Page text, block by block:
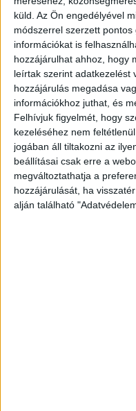
küld. Az Ön engedélyével
módszerrel szerzett
információkat is
hozzájárulhat ahhoz, hogy
leírtak szerint adatkezelést
hozzájárulás megadása
információkhoz juthat, és
Felhívjuk figyelmét, hogy
kezeléséhez nem
jogában áll tiltakozni az
beállításai csak erre a
megváltoztathatja a
hozzájárulását, ha
alján található
Ácskapoccsal
A fővárosban élő
vezetni a
tulajdonosára
sikeresen, ahol
Mint kiderült, a
kegyetlenséggel,
fiút, tettének okát a